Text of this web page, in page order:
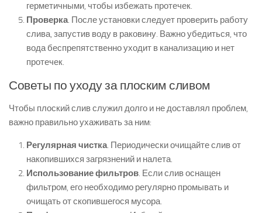
герметичными, чтобы избежать протечек.
Проверка. После установки следует проверить работу
слива, запустив воду в раковину. Важно убедиться, что
вода беспрепятственно уходит в канализацию и нет
протечек.
Советы по уходу за плоским сливом
Чтобы плоский слив служил долго и не доставлял проблем,
важно правильно ухаживать за ним:
Регулярная чистка. Периодически очищайте слив от
накопившихся загрязнений и налета.
Использование фильтров. Если слив оснащен
фильтром, его необходимо регулярно промывать и
очищать от скопившегося мусора.